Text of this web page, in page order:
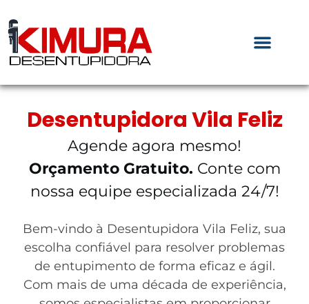
Desentupidora Vila Feliz
Agende agora mesmo!
Orçamento Gratuito. Conte com
nossa equipe especializada 24/7!
Bem-vindo à Desentupidora Vila Feliz, sua
escolha confiável para resolver problemas
de entupimento de forma eficaz e ágil.
Com mais de uma década de experiência,